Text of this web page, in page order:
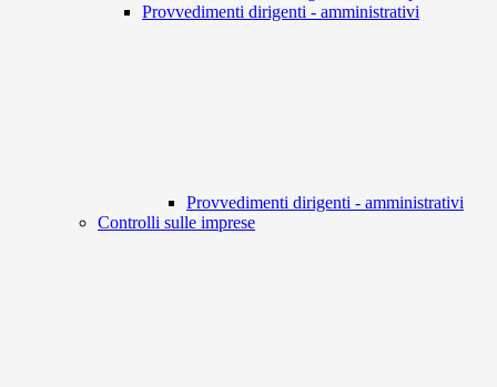
Provvedimenti dirigenti - amministrativi
Provvedimenti dirigenti - amministrativi
Controlli sulle imprese